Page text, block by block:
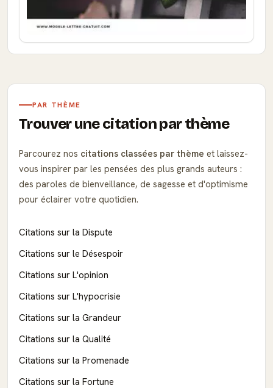
PAR THÈME
Trouver une citation par thème
Parcourez nos citations classées par thème et laissez-
vous inspirer par les pensées des plus grands auteurs :
des paroles de bienveillance, de sagesse et d'optimisme
pour éclairer votre quotidien.
Citations sur la Dispute
Citations sur le Désespoir
Citations sur L'opinion
Citations sur L'hypocrisie
Citations sur la Grandeur
Citations sur la Qualité
Citations sur la Promenade
Citations sur la Fortune